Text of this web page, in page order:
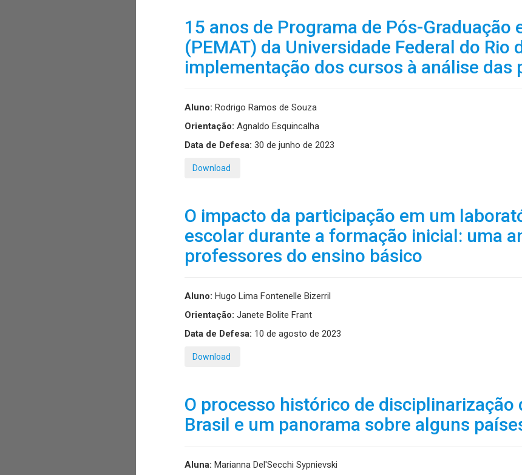
15 anos de Programa de Pós-Graduação
(PEMAT) da Universidade Federal do Rio
implementação dos cursos à análise das
Aluno: Rodrigo Ramos de Souza
Orientação: Agnaldo Esquincalha
Data de Defesa: 30 de junho de 2023
Download
O impacto da participação em um
escolar durante a formação inicial: uma
professores do ensino básico
Aluno: Hugo Lima Fontenelle Bizerril
Orientação: Janete Bolite Frant
Data de Defesa: 10 de agosto de 2023
Download
O processo histórico de
Brasil e um panorama sobre alguns
Aluna: Marianna Del'Secchi Sypnievski